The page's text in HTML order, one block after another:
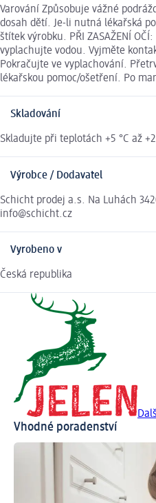
Varování Způsobuje vážné
dosah dětí. Je-li nutná lékařská
štítek výrobku. PŘI ZASAŽENÍ
vyplachujte vodou. Vyjměte
Pokračujte ve vyplachování.
lékařskou pomoc/ošetření. Po
Skladování
Skladujte při teplotách +5 °C až
Výrobce / Dodavatel
Schicht prodej a.s. Na Luhách
info@schicht.cz
Vyrobeno v
Česká republika
Vhodné poradenství